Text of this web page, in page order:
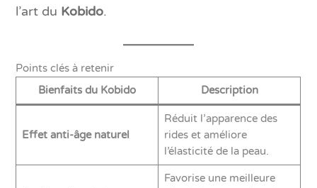
l’art du Kobido.
Points clés à retenir
Bienfaits du Kobido
Description
Effet anti-âge naturel
Réduit l’apparence des
rides et améliore
l’élasticité de la peau.
Favorise une meilleure